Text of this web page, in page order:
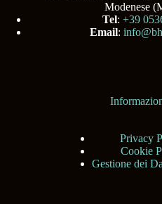
Modenese
Tel:+39
Email:
Privacy
Cookie
Gestione dei